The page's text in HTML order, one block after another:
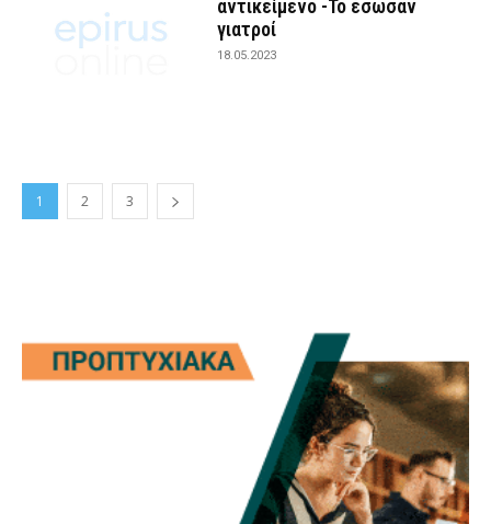
αντικείμενο -Το έσωσαν
γιατροί
18.05.2023
1 2 3